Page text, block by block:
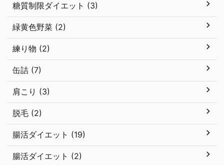
糖質制限ダイエット (3)
緑黄色野菜 (2)
練り物 (2)
缶詰 (7)
肩こり (3)
脱毛 (2)
腸活ダイエット (19)
腸活ダイエット (2)